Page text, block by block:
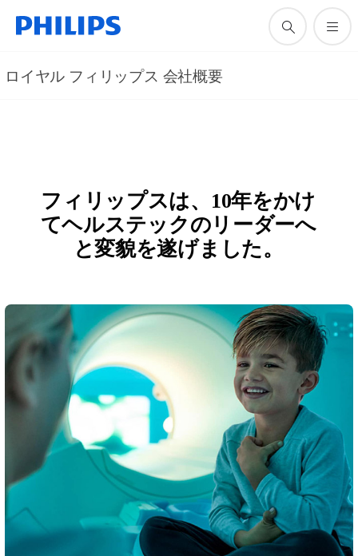
ロイヤル フィリップス 会社概要
フィリップスは、10年をかけ
てヘルステックのリーダーへ
と変貌を遂げました。